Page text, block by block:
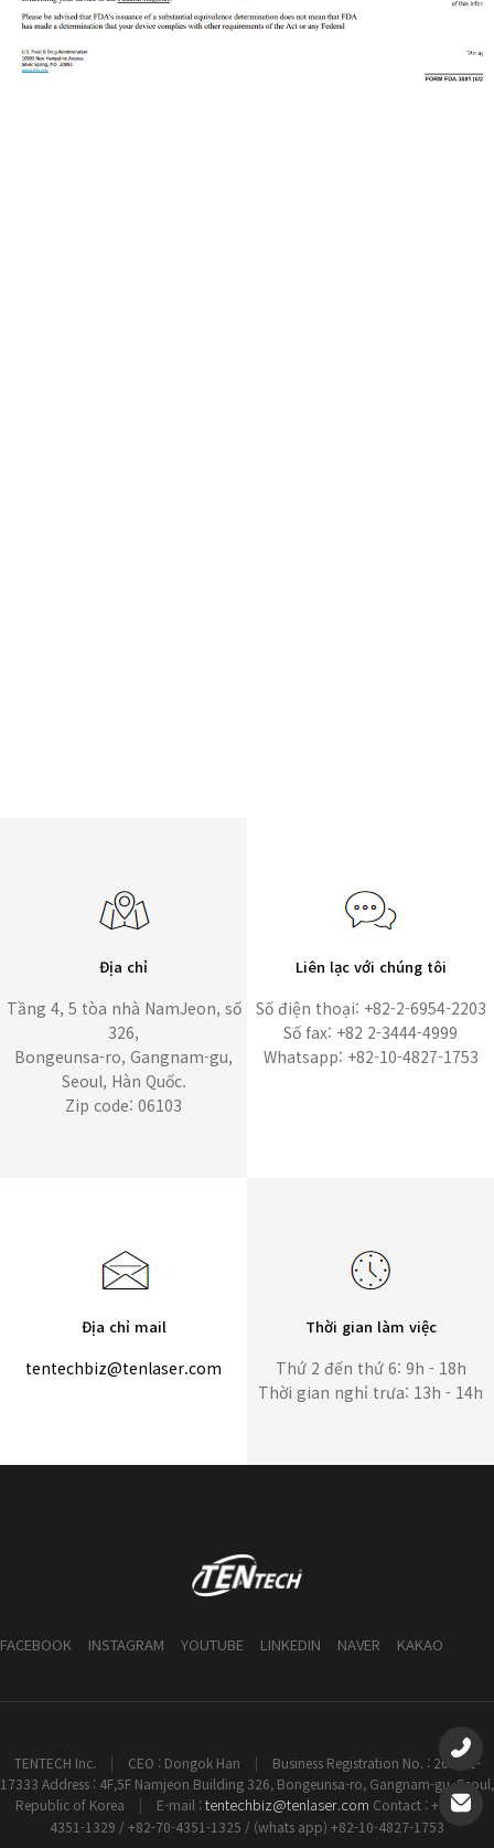
Địa chỉ
Tầng 4, 5 tòa nhà NamJeon, số
326,
Bongeunsa-ro, Gangnam-gu,
Seoul, Hàn Quốc.
Zip code: 06103
Liên lạc với chúng tôi
Số điện thoại: +82-2-6954-2203
Số fax: +82 2-3444-4999
Whatsapp: +82-10-4827-1753
Địa chỉ mail
tentechbiz@tenlaser.com
Thời gian làm việc
Thứ 2 đến thứ 6: 9h - 18h
Thời gian nghỉ trưa: 13h - 14h
FACEBOOK INSTAGRAM YOUTUBE LINKEDIN NAVER KAKAO
TENTECH Inc. | CEO : Dongok Han |
Business Registration No. : 261-81-
17333 Address : 4F,5F Namjeon Building 326, Bongeunsa-ro, Gangnam-gu, Seoul,
Republic of Korea
| E-mail :tentechbiz@tenlaser.com Contact : +82-70-
4351-1329 / +82-70-4351-1325 / (whats app) +82-10-4827-1753